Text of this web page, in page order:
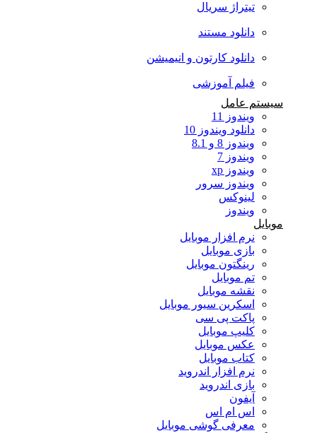
تیتراژ سریال
دانلود مستند
دانلود کارتون و انیمیشن
فیلم آموزشی
سیستم عامل
ویندوز 11
دانلود ویندوز 10
ویندوز 8 و 8.1
ویندوز 7
ویندوز xp
ویندوز سرور
لینوکس
ویندوز
موبایل
نرم افزار موبایل
بازی موبایل
رینگتون موبایل
تم موبایل
نقشه موبایل
اسکرین سیور موبایل
پاکت پی سی
کلیپ موبایل
عکس موبایل
کتاب موبایل
نرم افزار اندروید
بازی اندروید
آیفون
اس ام اس
معرفی گوشی موبایل